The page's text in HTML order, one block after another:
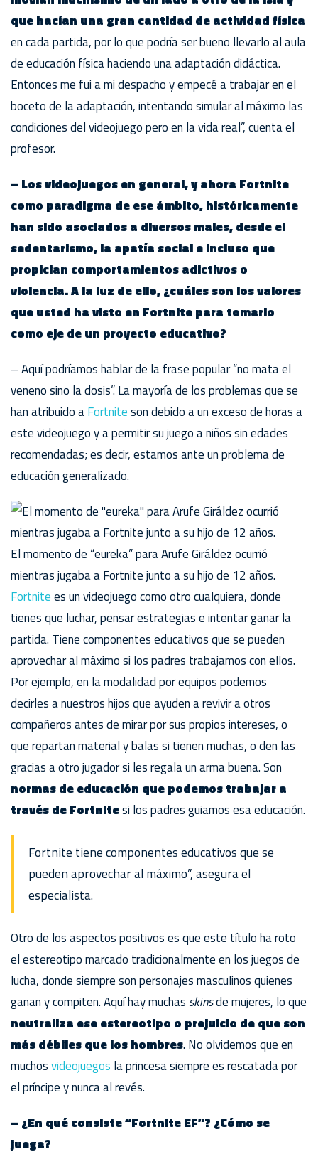
que hacían una gran cantidad de actividad física
en cada partida, por lo que podría ser bueno llevarlo al aula
de educación física haciendo una adaptación didáctica.
Entonces me fui a mi despacho y empecé a trabajar en el
boceto de la adaptación, intentando simular al máximo las
condiciones del videojuego pero en la vida real”, cuenta el
profesor.
– Los videojuegos en general, y ahora Fortnite
como paradigma de ese ámbito, históricamente
han sido asociados a diversos males, desde el
sedentarismo, la apatía social e incluso que
propician comportamientos adictivos o
violencia. A la luz de ello, ¿cuáles son los valores
que usted ha visto en Fortnite para tomarlo
como eje de un proyecto educativo?
– Aquí podríamos hablar de la frase popular “no mata el
veneno sino la dosis”. La mayoría de los problemas que se
han atribuido aFortniteson debido a un exceso de horas a
este videojuego y a permitir su juego a niños sin edades
recomendadas; es decir, estamos ante un problema de
educación generalizado.
El momento de “eureka” para Arufe Giráldez ocurrió
mientras jugaba a Fortnite junto a su hijo de 12 años.
Fortnitees un videojuego como otro cualquiera, donde
tienes que luchar, pensar estrategias e intentar ganar la
partida. Tiene componentes educativos que se pueden
aprovechar al máximo si los padres trabajamos con ellos.
Por ejemplo, en la modalidad por equipos podemos
decirles a nuestros hijos que ayuden a revivir a otros
compañeros antes de mirar por sus propios intereses, o
que repartan material y balas si tienen muchas, o den las
gracias a otro jugador si les regala un arma buena. Son
normas de educación que podemos trabajar a
través de Fortnitesi los padres guiamos esa educación.
Fortnite tiene componentes educativos que se
pueden aprovechar al máximo”, asegura el
especialista.
Otro de los aspectos positivos es que este título ha roto
el estereotipo marcado tradicionalmente en los juegos de
lucha, donde siempre son personajes masculinos quienes
ganan y compiten. Aquí hay muchas skinsde mujeres, lo que
neutraliza ese estereotipo o prejuicio de que son
más débiles que los hombres. No olvidemos que en
muchosvideojuegos la princesa siempre es rescatada por
el príncipe y nunca al revés.
– ¿En qué consiste “Fortnite EF”? ¿Cómo se
juega?